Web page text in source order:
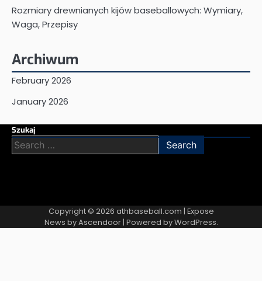
Rozmiary drewnianych kijów baseballowych: Wymiary,
Waga, Przepisy
Archiwum
February 2026
January 2026
Szukaj
Search
for:
Copyright © 2026 athbaseball.com | Expose
News byAscendoor| Powered byWordPress.